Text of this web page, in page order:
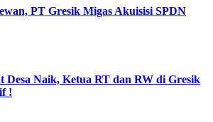
PT Gresik Migas Akuisisi SPDN
Desa Naik, Ketua RT dan RW di Gresik
!